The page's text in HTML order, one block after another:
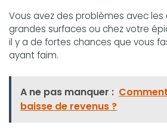
Vous avez des problèmes avec
grandes surfaces ou chez votre
il y a de fortes chances que vous
ayant faim.
A ne pas manquer :
baisse de revenus ?